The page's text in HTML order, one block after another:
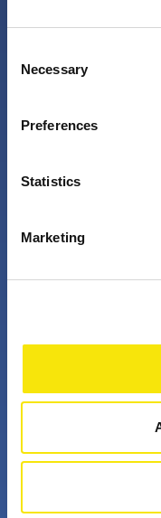
Selection
Necessary
Preferences
Statistics
Marketing
impatto concreto.
che fanno gli
soluzioni migliori
+
anni di attività
+
professionisti